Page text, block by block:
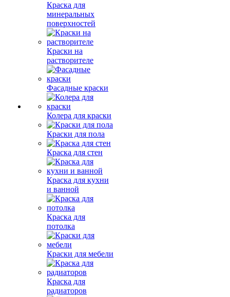
Краска для
минеральных
поверхностей
Краски на
растворителе
Фасадные краски
Колера для краски
Краски для пола
Краска для стен
Краска для кухни
и ванной
Краска для
потолка
Краски для мебели
Краска для
радиаторов